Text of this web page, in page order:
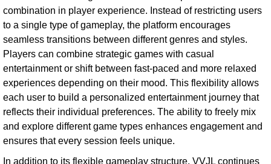
combination in player experience. Instead of restricting users
to a single type of gameplay, the platform encourages
seamless transitions between different genres and styles.
Players can combine strategic games with casual
entertainment or shift between fast-paced and more relaxed
experiences depending on their mood. This flexibility allows
each user to build a personalized entertainment journey that
reflects their individual preferences. The ability to freely mix
and explore different game types enhances engagement and
ensures that every session feels unique.
In addition to its flexible gameplay structure, VVJL continues